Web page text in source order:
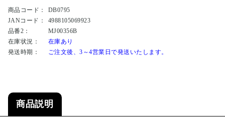
商品コード：
DB0795
JANコード：
4988105069923
品番2：
MJ00356B
在庫状況：
在庫あり
発送時期：
ご注文後、3～4営業日で発送いたします。
商品説明